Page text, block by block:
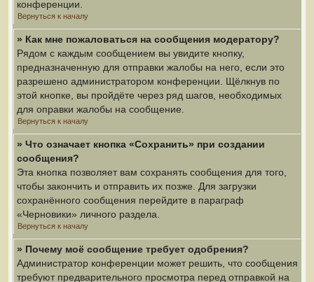
конференции.
Вернуться к началу
» Как мне пожаловаться на сообщения модератору?
Рядом с каждым сообщением вы увидите кнопку,
предназначенную для отправки жалобы на него, если это
разрешено администратором конференции. Щёлкнув по
этой кнопке, вы пройдёте через ряд шагов, необходимых
для оправки жалобы на сообщение.
Вернуться к началу
» Что означает кнопка «Сохранить» при создании
сообщения?
Эта кнопка позволяет вам сохранять сообщения для того,
чтобы закончить и отправить их позже. Для загрузки
сохранённого сообщения перейдите в параграф
«Черновики» личного раздела.
Вернуться к началу
» Почему моё сообщение требует одобрения?
Администратор конференции может решить, что сообщения
требуют предварительного просмотра перед отправкой на